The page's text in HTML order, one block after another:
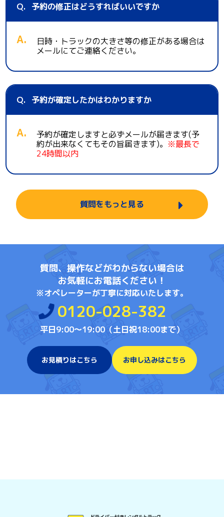
予約の修正はどうすればいいですか
日時・トラックの大きさ等の修正がある場合は
メールにてご連絡ください。
予約が確定したかはわかりますか
予約が確定しますと必ずメールが届きます(予
約が出来なくてもその旨届きます)。 ※最長で
24時間以内
質問をもっと見る
質問、操作などがわからない場合は
お気軽にお電話ください！
※オペレーターが丁寧に対応いたします。
0120-028-382
平日9:00〜19:00（土日祝18:00まで）
お見積りはこちら お申し込みはこちら